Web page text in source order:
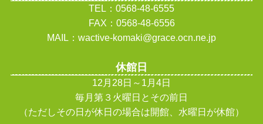
TEL：0568-48-6555
FAX：0568-48-6556
MAIL：wactive-komaki@grace.ocn.ne.jp
休館日
12月28日～1月4日
毎月第３火曜日とその前日
（ただしその日が休日の場合は開館、水曜日が休館）